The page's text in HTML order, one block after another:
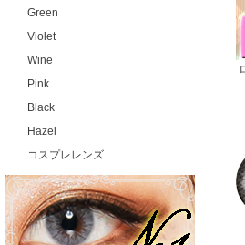
Green
Violet
Wine
Pink
Black
Hazel
コスプレレンズ